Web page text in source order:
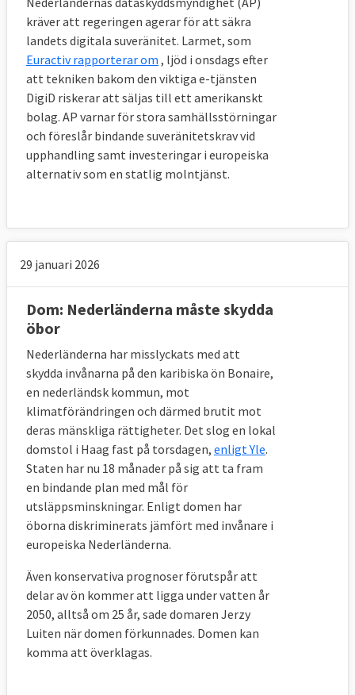
kräver att regeringen agerar för att säkra
landets digitala suveränitet. Larmet, som
Euractiv rapporterar om , ljöd i onsdags efter
att tekniken bakom den viktiga e-tjänsten
DigiD riskerar att säljas till ett amerikanskt
bolag. AP varnar för stora samhällsstörningar
och föreslår bindande suveränitetskrav vid
upphandling samt investeringar i europeiska
alternativ som en statlig molntjänst.
29 januari 2026
Dom: Nederländerna måste skydda
öbor
Nederländerna har misslyckats med att
skydda invånarna på den karibiska ön Bonaire,
en nederländsk kommun, mot
klimatförändringen och därmed brutit mot
deras mänskliga rättigheter. Det slog en lokal
domstol i Haag fast på torsdagen, enligt Yle.
Staten har nu 18 månader på sig att ta fram
en bindande plan med mål för
utsläppsminskningar. Enligt domen har
öborna diskriminerats jämfört med invånare i
europeiska Nederländerna.
Även konservativa prognoser förutspår att
delar av ön kommer att ligga under vatten år
2050, alltså om 25 år, sade domaren Jerzy
Luiten när domen förkunnades. Domen kan
komma att överklagas.